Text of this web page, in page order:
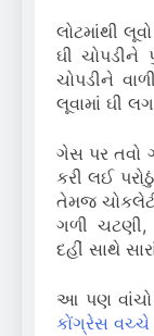
લોટમાંથી
ઘી ચોપડીને
ચોપડીને
લૂવામાં ઘી
ગેસ પર તવો
કરી લઈ
તેમજ
ગળી ચટણી,
દહીં સાથે
આ પણ
કોંગ્રેસ વચ્ચે